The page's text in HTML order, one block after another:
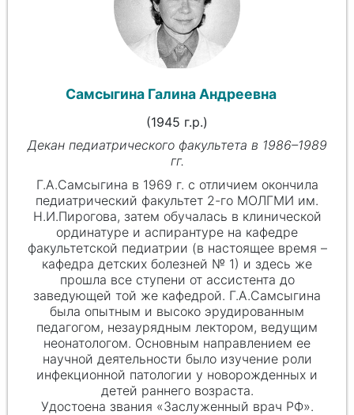
Самсыгина Галина Андреевна
(1945 г.р.)
Декан педиатрического факультета в 1986–1989
гг.
Г.А.Самсыгина в 1969 г. с отличием окончила
педиатрический факультет 2-го МОЛГМИ им.
Н.И.Пирогова, затем обучалась в клинической
ординатуре и аспирантуре на кафедре
факультетской педиатрии (в настоящее время –
кафедра детских болезней № 1) и здесь же
прошла все ступени от ассистента до
заведующей той же кафедрой. Г.А.Самсыгина
была опытным и высоко эрудированным
педагогом, незаурядным лектором, ведущим
неонатологом. Основным направлением ее
научной деятельности было изучение роли
инфекционной патологии у новорожденных и
детей раннего возраста.
Удостоена звания «Заслуженный врач РФ».